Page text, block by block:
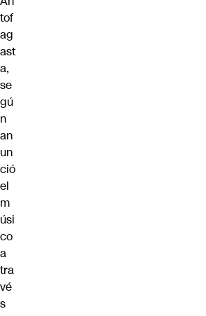
tof
ag
ast
a,
se
gú
n
an
un
ció
el
m
úsi
co
a
tra
vé
s